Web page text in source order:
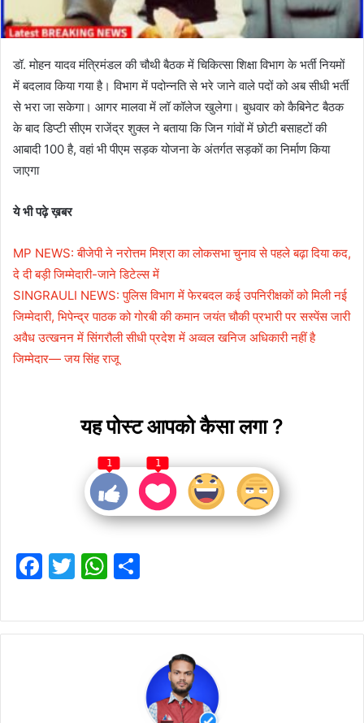
डॉ. मोहन यादव मंत्रिमंडल की चौथी बैठक में चिकित्सा शिक्षा विभाग के भर्ती नियमों
में बदलाव किया गया है। विभाग में पदोन्नति से भरे जाने वाले पदों को अब सीधी भर्ती
से भरा जा सकेगा। आगर मालवा में लॉ कॉलेज खुलेगा। बुधवार को कैबिनेट बैठक
के बाद डिप्टी सीएम राजेंद्र शुक्ल ने बताया कि जिन गांवों में छोटी बसाहटों की
आबादी 100 है, वहां भी पीएम सड़क योजना के अंतर्गत सड़कों का निर्माण किया
जाएगा
ये भी पढ़े ख़बर
MP NEWS: बीजेपी ने नरोत्तम मिश्रा का लोकसभा चुनाव से पहले बढ़ा दिया कद,
दे दी बड़ी जिम्मेदारी-जाने डिटेल्स में
SINGRAULI NEWS: पुलिस विभाग में फेरबदल कई उपनिरीक्षकों को मिली नई
जिम्मेदारी, भिपेन्द्र पाठक को गोरबी की कमान जयंत चौकी प्रभारी पर सस्पेंस जारी
अवैध उत्खनन में सिंगरौली सीधी प्रदेश में अव्वल खनिज अधिकारी नहीं है
जिम्मेदार— जय सिंह राजू
यह पोस्ट आपको कैसा लगा ?
1 1
F
c
e
T
itt
er
W
at
s
ar
e